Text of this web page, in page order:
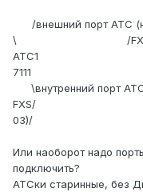
/внешний порт АТС
\
/
АТС1
7111
\внутренний порт
FXS/..............................................
03)/
Или наоборот надо
подключить?
АТСки старинные, без